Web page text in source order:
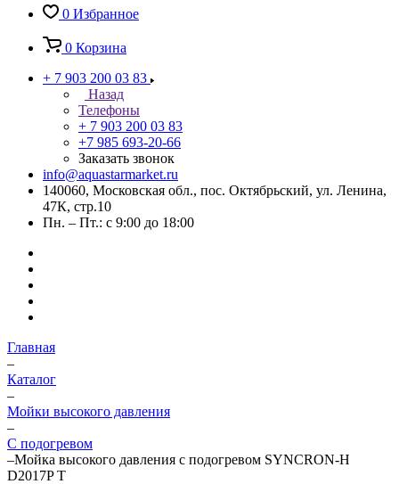
0 Избранное
0 Корзина
+ 7 903 200 03 83
Назад
Телефоны
+ 7 903 200 03 83
+7 985 693-20-66
Заказать звонок
info@aquastarmarket.ru
140060, Московская обл., пос. Октябрьский, ул. Ленина,
47К, стр.10
Пн. – Пт.: с 9:00 до 18:00
Главная
–
Каталог
–
Мойки высокого давления
–
С подогревом
–Мойка высокого давления c подогревом SYNCRON-H
D2017P T